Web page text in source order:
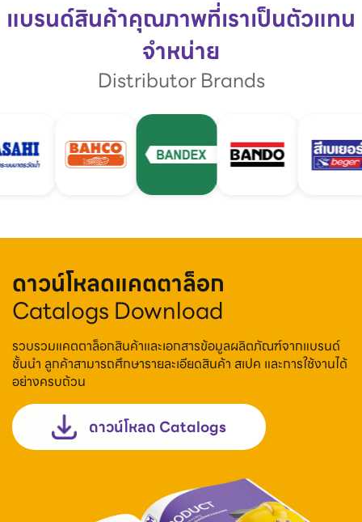
แบรนด์สินค้าคุณภาพที่เราเป็นตัวแทน
จำหน่าย
Distributor Brands
ดาวน์โหลดแคตตาล็อก
Catalogs Download
รวบรวมแคตตาล็อกสินค้าและเอกสารข้อมูลผลิตภัณฑ์จากแบรนด์
ชั้นนำ ลูกค้าสามารถศึกษารายละเอียดสินค้า สเปค และการใช้งานได้
อย่างครบถ้วน
ดาวน์โหลด Catalogs